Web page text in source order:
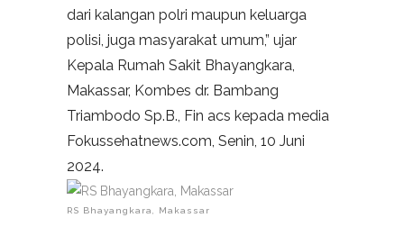
dari kalangan polri maupun keluarga
polisi, juga masyarakat umum,” ujar
Kepala Rumah Sakit Bhayangkara,
Makassar, Kombes dr. Bambang
Triambodo Sp.B., Fin acs kepada media
Fokussehatnews.com, Senin, 10 Juni
2024.
RS Bhayangkara, Makassar